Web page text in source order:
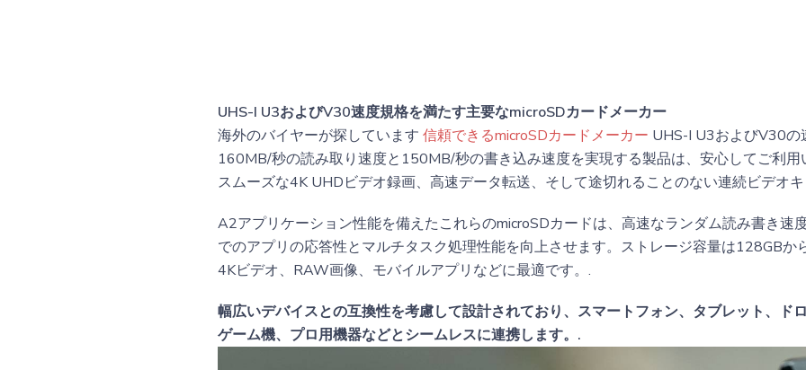
UHS-I U3およびV30速度規格を満たす主要なmicroSDカードメーカー
海外のバイヤーが探しています 信頼できるmicroSDカードメーカー UHS-I U3およびV30の
160MB/秒の読み取り速度と150MB/秒の書き込み速度を実現する製品は、安心してご利
スムーズな4K UHDビデオ録画、高速データ転送、そして途切れることのない連続ビデオ
A2アプリケーション性能を備えたこれらのmicroSDカードは、高速なランダム読み書き速
でのアプリの応答性とマルチタスク処理性能を向上させます。ストレージ容量は128GB
4Kビデオ、RAW画像、モバイルアプリなどに最適です。.
幅広いデバイスとの互換性を考慮して設計されており、スマートフォン、タブレット、ド
ゲーム機、プロ用機器などとシームレスに連携します。.